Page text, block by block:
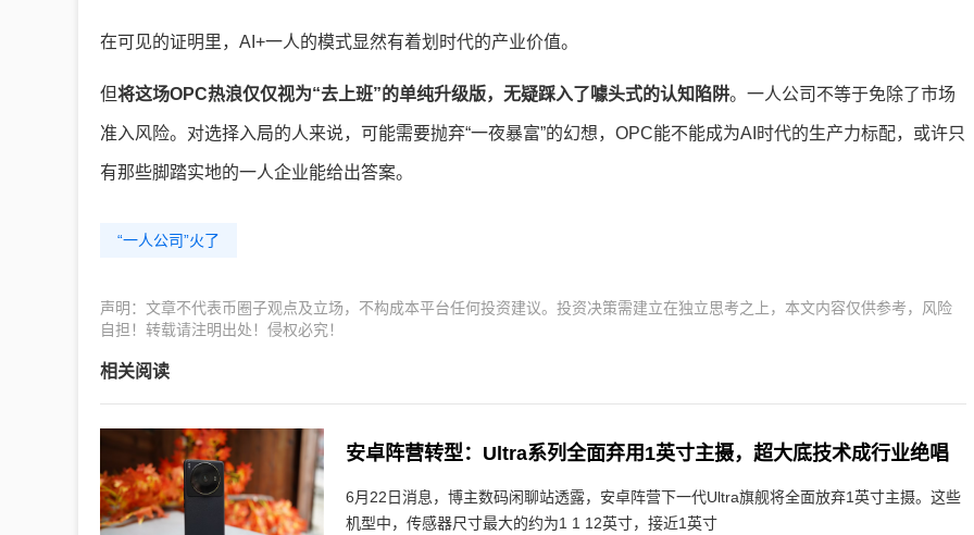
在可见的证明里，AI+一人的模式显然有着划时代的产业价值。
但将这场OPC热浪仅仅视为“去上班”的单纯升级版，无疑踩入了噱头式的认知陷阱。一人公司不等于免除了市场
准入风险。对选择入局的人来说，可能需要抛弃“一夜暴富”的幻想，OPC能不能成为AI时代的生产力标配，或许只
有那些脚踏实地的一人企业能给出答案。
“一人公司”火了
声明：文章不代表币圈子观点及立场，不构成本平台任何投资建议。投资决策需建立在独立思考之上，本文内容仅供参考，风险
自担！转载请注明出处！侵权必究！
相关阅读
安卓阵营转型：Ultra系列全面弃用1英寸主摄，超大底技术成行业绝唱
6月22日消息，博主数码闲聊站透露，安卓阵营下一代Ultra旗舰将全面放弃1英寸主摄。这些
机型中，传感器尺寸最大的约为1 1 12英寸，接近1英寸